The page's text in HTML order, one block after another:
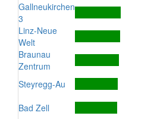
Gallneukirchen
3
Linz-Neue
Welt
Braunau
Zentrum
Steyregg-Au
Bad Zell